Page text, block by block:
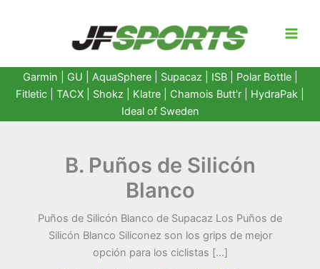
Garmin GU AquaSphere| Supacaz | ISB | Polar Bottle|
Fitletic
TACX Shokz Klatre Chamois Butt'r HydraPak
Ideal of Sweden
B. Puños de Silicón
Blanco
Puños de Silicón Blanco de Supacaz Los Puños de
Silicón Blanco Siliconez son los grips de mejor
opción para los ciclistas […]